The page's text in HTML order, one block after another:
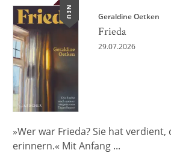
NEU Geraldine Oetken
Frieda
29.07.2026
»Wer war Frieda? Sie hat
erinnern.« Mit Anfang ...